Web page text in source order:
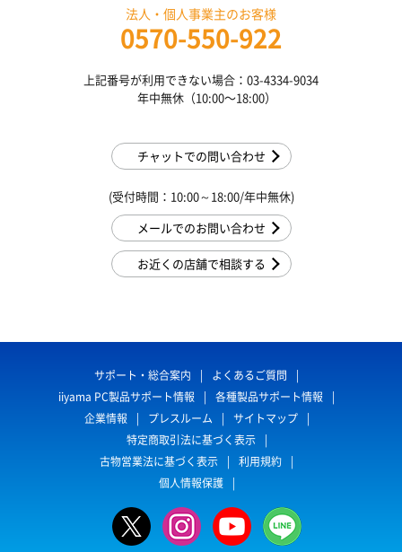
法人・個人事業主のお客様
0570-550-922
上記番号が利用できない場合：03-4334-9034
年中無休（10:00〜18:00）
チャットでの問い合わせ
(受付時間：10:00～18:00/年中無休)
メールでのお問い合わせ
お近くの店舗で相談する
サポート・総合案内
よくあるご質問
iiyama PC製品サポート情報
各種製品サポート情報
企業情報
プレスルーム
サイトマップ
特定商取引法に基づく表示
古物営業法に基づく表示
利用規約
個人情報保護